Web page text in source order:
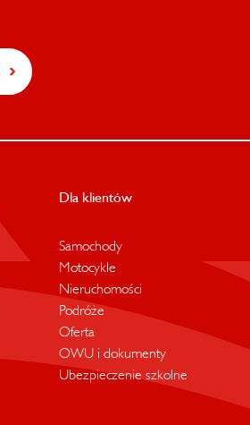
Dla klientów
Samochody
Motocykle
Nieruchomości
Podróże
Oferta
OWU i dokumenty
Ubezpieczenie szkolne